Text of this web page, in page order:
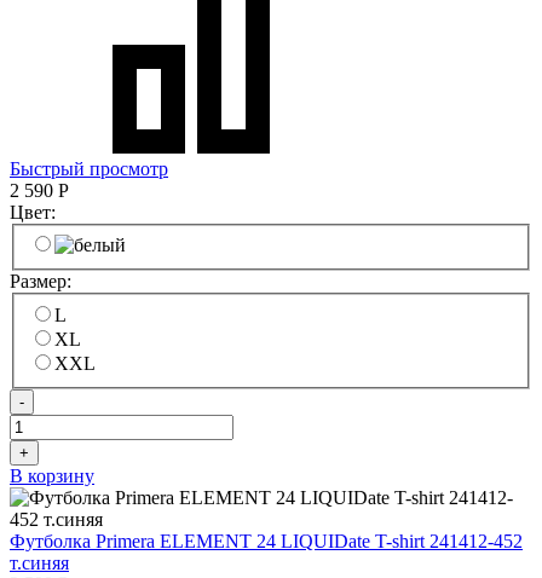
Быстрый просмотр
2 590 Р
Цвет:
Размер:
L
XL
XXL
-
+
В корзину
Футболка Primera ELEMENT 24 LIQUIDate T-shirt 241412-452
т.синяя